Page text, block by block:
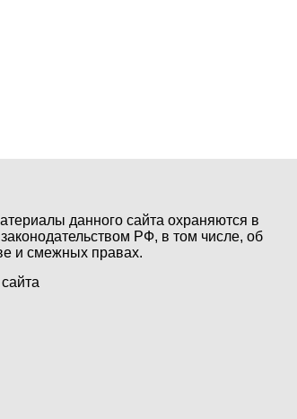
данного сайта охраняются в
законодательством РФ, в том числе, об
и смежных правах.